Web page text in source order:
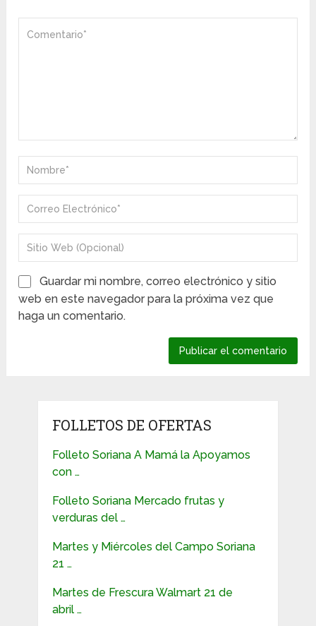
Guardar mi nombre, correo electrónico y sitio
web en este navegador para la próxima vez que
haga un comentario.
FOLLETOS DE OFERTAS
Folleto Soriana A Mamá la Apoyamos
con …
Folleto Soriana Mercado frutas y
verduras del …
Martes y Miércoles del Campo Soriana
21 …
Martes de Frescura Walmart 21 de
abril …